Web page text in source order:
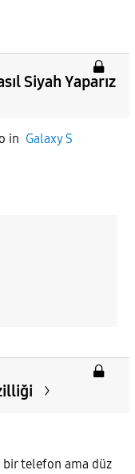
Siyah Yaparız
in Galaxy S
bir telefon ama düz